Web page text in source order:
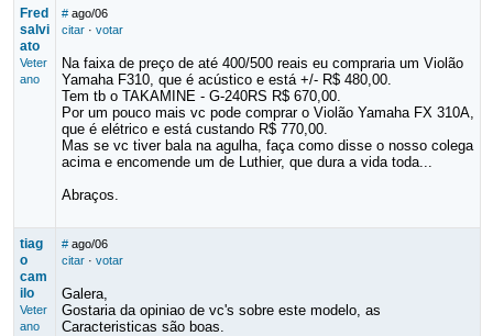
Fred
salvi
ato
Veter
ano
# ago/06
citar· votar
Na faixa de preço de até 400/500 reais eu compraria um Violão
Yamaha F310, que é acústico e está +/- R$ 480,00.
Tem tb o TAKAMINE - G-240RS R$ 670,00.
Por um pouco mais vc pode comprar o Violão Yamaha FX 310A,
que é elétrico e está custando R$ 770,00.
Mas se vc tiver bala na agulha, faça como disse o nosso colega
acima e encomende um de Luthier, que dura a vida toda...
Abraços.
tiag
o
cam
ilo
Veter
ano
# ago/06
citar· votar
Galera,
Gostaria da opiniao de vc's sobre este modelo, as
Caracteristicas são boas.